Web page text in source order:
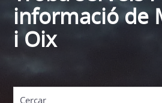
informació de
i Oix